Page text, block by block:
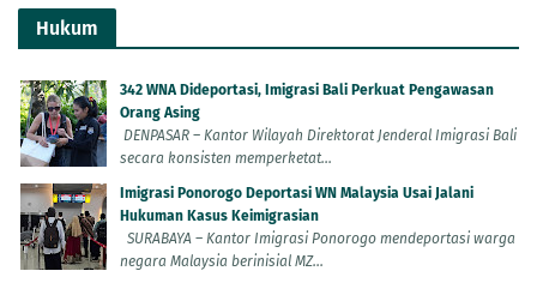
Hukum
342 WNA Dideportasi, Imigrasi Bali Perkuat Pengawasan
Orang Asing
DENPASAR – Kantor Wilayah Direktorat Jenderal Imigrasi Bali
secara konsisten memperketat...
Imigrasi Ponorogo Deportasi WN Malaysia Usai Jalani
Hukuman Kasus Keimigrasian
SURABAYA – Kantor Imigrasi Ponorogo mendeportasi warga
negara Malaysia berinisial MZ...